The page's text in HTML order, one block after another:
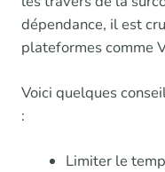
dépendance, il est
plateformes comme
Voici quelques
:
Limiter le